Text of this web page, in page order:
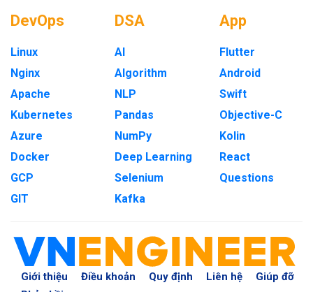
DevOps
Linux
Nginx
Apache
Kubernetes
Azure
Docker
GCP
GIT
DSA
AI
Algorithm
NLP
Pandas
NumPy
Deep Learning
Selenium
Kafka
App
Flutter
Android
Swift
Objective-C
Kolin
React
Questions
Giới thiệu Điều khoản Quy định Liên hệ
Giúp đỡ